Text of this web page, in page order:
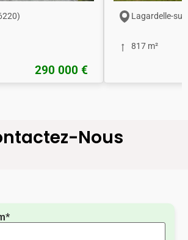
290 000 €
Lagardelle-
817 m²
Nous